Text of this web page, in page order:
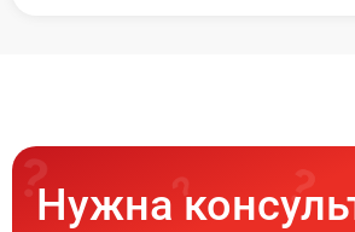
Нужна